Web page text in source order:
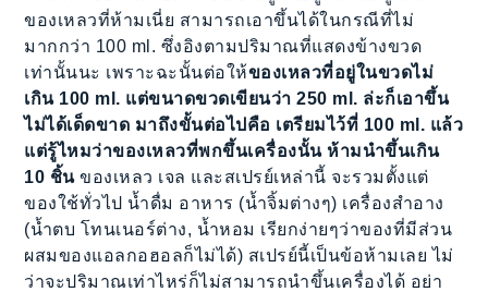
ของเหลวที่ห้ามเนี่ย สามารถเอาขึ้นได้ในกรณีที่ไม่
มากกว่า 100 ml. ซึ่งอิงตามปริมาณที่แสดงข้างขวด
เท่านั้นนะ เพราะฉะนั้นต่อให้ของเหลวที่อยู่ในขวดไม่
เกิน 100 ml. แต่ขนาดขวดเขียนว่า 250 ml. ล่ะก็เอาขึ้น
ไม่ได้เด็ดขาด มาถึงขั้นต่อไปคือ เตรียมไว้ที่ 100 ml. แล้ว
แต่รู้ไหมว่าของเหลวที่พกขึ้นเครื่องนั้น ห้ามนำขึ้นเกิน
10 ชิ้นของเหลว เจล และสเปรย์เหล่านี้ จะรวมตั้งแต่
ของใช้ทั่วไป น้ำดื่ม อาหาร (น้ำจิ้มต่างๆ) เครื่องสำอาง
(น้ำตบ โทนเนอร์ต่าง, น้ำหอม เรียกง่ายๆว่าของที่มีส่วน
ผสมของแอลกอฮอลก็ไม่ได้) สเปรย์นี้เป็นข้อห้ามเลย ไม่
ว่าจะปริมาณเท่าไหร่ก็ไม่สามารถนำขึ้นเครื่องได้ อย่า